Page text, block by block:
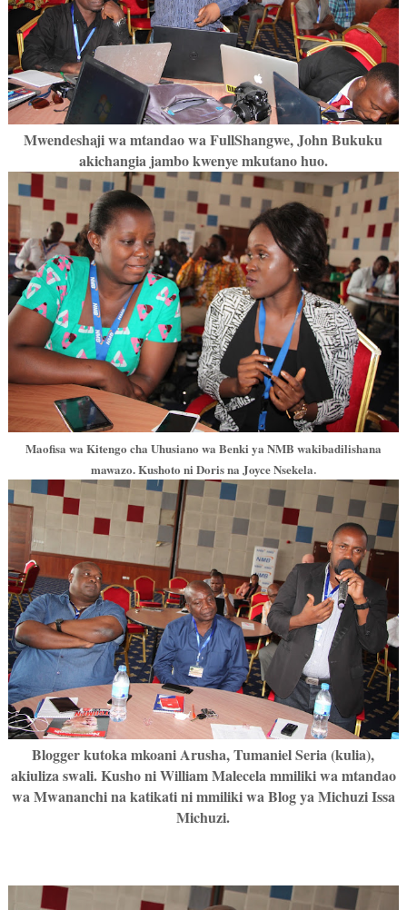
Mwendeshaji wa mtandao wa FullShangwe, John Bukuku
akichangia jambo kwenye mkutano huo.
Maofisa wa Kitengo cha Uhusiano wa Benki ya NMB wakibadilishana
mawazo. Kushoto ni Doris na Joyce Nsekela.
Blogger kutoka mkoani Arusha, Tumaniel Seria (kulia),
akiuliza swali. Kusho ni William Malecela mmiliki wa mtandao
wa Mwananchi na katikati ni mmiliki wa Blog ya Michuzi Issa
Michuzi.